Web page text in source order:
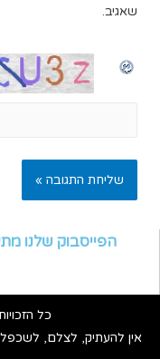
שאגיב.
הפייסבוק שלנו
כל הזכויות
אין להעתיק, לצלם,